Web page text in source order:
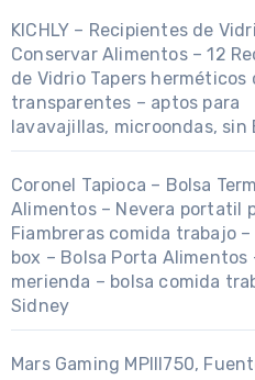
KICHLY – Recipientes de
Conservar Alimentos – 12
de Vidrio Tapers herméticos
transparentes – aptos para
lavavajillas, microondas, sin
Coronel Tapioca – Bolsa
Alimentos – Nevera portatil
Fiambreras comida trabajo
box – Bolsa Porta Alimentos
merienda – bolsa comida
Sidney
Mars Gaming MPIII750,